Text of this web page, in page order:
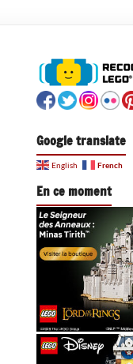
Google translate
English French
En ce moment